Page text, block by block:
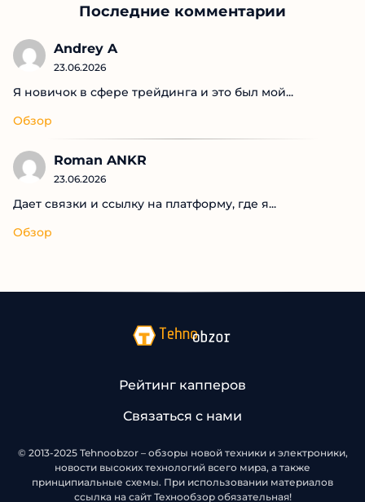
Последние комментарии
Andrey A
23.06.2026
Я новичок в сфере трейдинга и это был мой...
Обзор
Roman ANKR
23.06.2026
Дает связки и ссылку на платформу, где я...
Обзор
Рейтинг капперов
Связаться с нами
© 2013-2025 Tehnoobzor – обзоры новой техники и электроники,
новости высоких технологий всего мира, а также
принципиальные схемы. При использовании материалов
ссылка на сайт Технообзор обязательная!